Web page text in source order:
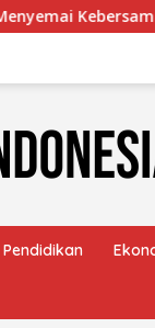
Lewat Kurban di
Pendidikan